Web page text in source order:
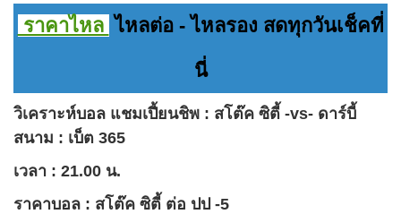
ราคาไหล ไหลต่อ - ไหลรอง สดทุกวันเช็คที่
นี่
วิเคราะห์บอล แชมเปี้ยนชิพ : สโต๊ค ซิตี้ -vs- ดาร์บี้
สนาม : เบ็ต 365
เวลา : 21.00 น.
ราคาบอล : สโต๊ค ซิตี้ ต่อ ปป -5